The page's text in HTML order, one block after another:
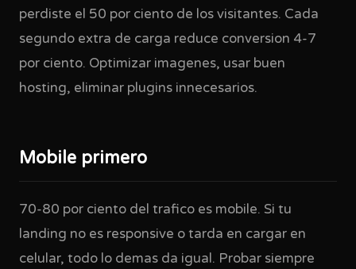
perdiste el 50 por ciento de los visitantes. Cada
segundo extra de carga reduce conversion 4-7
por ciento. Optimizar imagenes, usar buen
hosting, eliminar plugins innecesarios.
Mobile primero
70-80 por ciento del trafico es mobile. Si tu
landing no es responsive o tarda en cargar en
celular, todo lo demas da igual. Probar siempre